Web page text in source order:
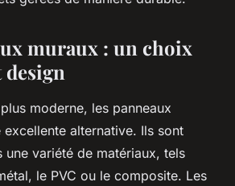
muraux : un choix
moderne, les panneaux
excellente alternative. Ils sont
une variété de matériaux, tels
le PVC ou le composite. Les